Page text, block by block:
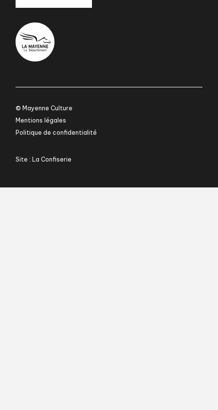
© Mayenne Culture
Mentions légales
Politique de confidentialité
Site : La Confiserie